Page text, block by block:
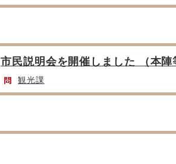
市民説明会を開催しました （本
観光課